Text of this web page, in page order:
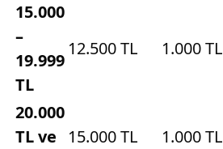
15.000
–
19.999
TL
12.500 TL 1.000 TL
20.000
TL ve
15.000 TL 1.000 TL